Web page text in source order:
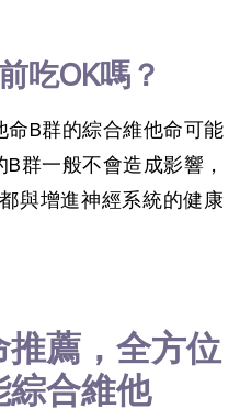
吃OK嗎？
B群的綜合維他命可能
群一般不會造成影響，
與增進神經系統的健康
薦，全方位
綜合維他